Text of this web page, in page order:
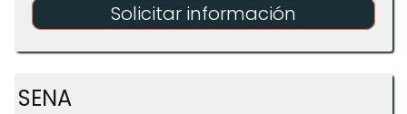
Solicitar información
SENA